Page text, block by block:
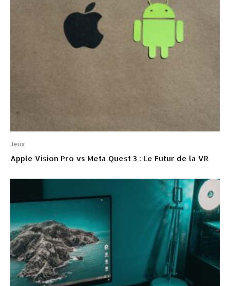
Jeux
Apple Vision Pro vs Meta Quest 3 : Le Futur de la VR